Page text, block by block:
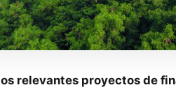
relevantes proyectos de